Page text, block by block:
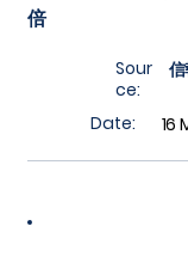
倍
Sour
ce:
Date: 16